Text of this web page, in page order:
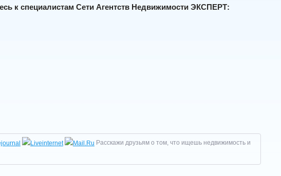
к специалистам Сети Агентств Недвижимости ЭКСПЕРТ:
Расскажи друзьям о том, что ищешь недвижимость и